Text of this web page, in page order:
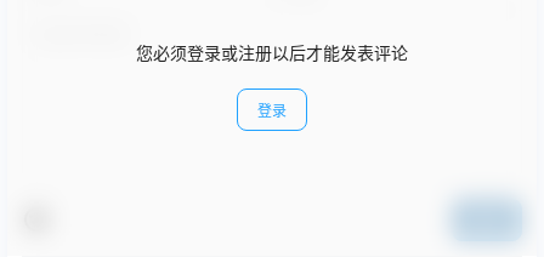
您必须登录或注册以后才能发表评论
登录